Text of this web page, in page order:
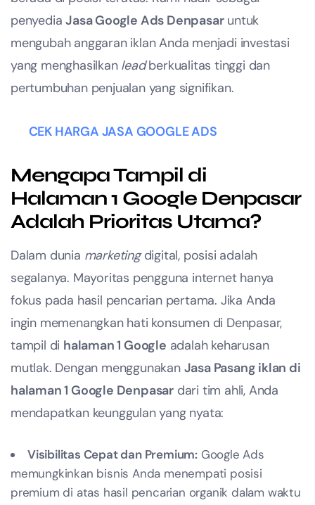
penyediaJasa Google Ads Denpasaruntuk
mengubah anggaran iklan Anda menjadi investasi
yang menghasilkan leadberkualitas tinggi dan
pertumbuhan penjualan yang signifikan.
CEK HARGA JASA GOOGLE ADS
Mengapa Tampil di
Halaman 1 Google Denpasar
Adalah Prioritas Utama?
Dalam dunia marketingdigital, posisi adalah
segalanya. Mayoritas pengguna internet hanya
fokus pada hasil pencarian pertama. Jika Anda
ingin memenangkan hati konsumen di Denpasar,
tampil di halaman 1 Google adalah keharusan
mutlak. Dengan menggunakan Jasa Pasang iklan di
halaman 1 Google Denpasar dari tim ahli, Anda
mendapatkan keunggulan yang nyata:
Visibilitas Cepat dan Premium: Google Ads
memungkinkan bisnis Anda menempati posisi
premium di atas hasil pencarian organik dalam waktu